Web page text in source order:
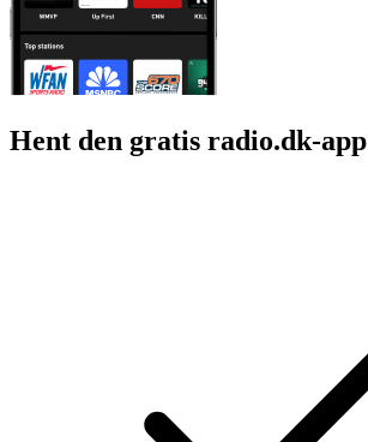
Hent den gratis radio.dk-app